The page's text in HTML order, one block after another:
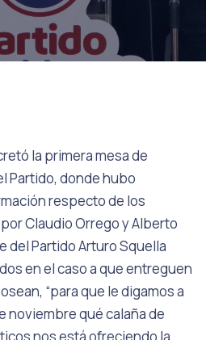
la primera mesa de
Partido, donde hubo
respecto de los
Claudio Orrego y Alberto
del Partido Arturo Squella
en el caso a que entreguen
“para que le digamos a
noviembre qué calaña de